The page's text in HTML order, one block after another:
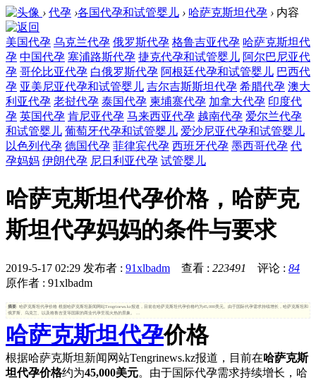
› 代孕 ›各国代孕和试管婴儿 › 哈萨克斯坦代孕 › 内容
美国代孕 乌克兰代孕 俄罗斯代孕 格鲁吉亚代孕 哈萨克斯坦代
孕 中国代孕 塞浦路斯代孕 捷克代孕和试管婴儿 阿尔巴尼亚代
孕 哥伦比亚代孕 白俄罗斯代孕 阿根廷代孕和试管婴儿 巴西代
孕 亚美尼亚代孕和试管婴儿 吉尔吉斯斯坦代孕 希腊代孕 澳大
利亚代孕 老挝代孕 泰国代孕 柬埔寨代孕 加拿大代孕 印度代
孕 英国代孕 肯尼亚代孕 马来西亚代孕 越南代孕 爱尔兰代孕
和试管婴儿 葡萄牙代孕和试管婴儿 爱沙尼亚代孕和试管婴儿
以色列代孕 德国代孕 菲律宾代孕 西班牙代孕 墨西哥代孕 代
孕妈妈 伊朗代孕 尼日利亚代孕 试管婴儿
哈萨克斯坦代孕价格，哈萨克
斯坦代孕妈妈的条件与要求
2019-5-17 02:29 发布者 : 91xlbadm 查看 : 223491 评论 : 84
原作者 : 91xlbadm
摘要: 哈萨克斯坦代孕价格 根据哈萨克斯坦新闻网站Tengrinews.kz报道，目前在哈萨克斯坦代孕价格约为45,000美元。由于国际代孕需求持续增长，哈萨克斯坦和
俄罗斯、乌克兰、以及格鲁吉亚等国家的商业代孕呈现火热的景象。 ...
哈萨克斯坦代孕价格
根据哈萨克斯坦新闻网站Tengrinews.kz报道，目前在哈萨克斯
坦代孕价格约为45,000美元。由于国际代孕需求持续增长，哈